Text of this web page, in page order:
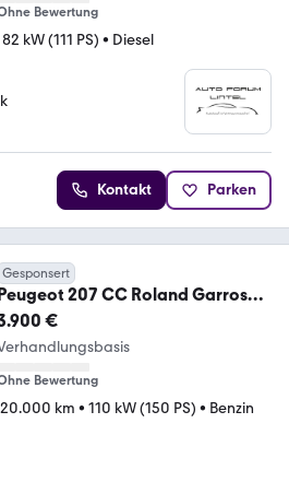
Bewertung
82 kW (111 PS) • Diesel
Kontakt Parken
Gesponsert
207 CC Roland Garros
THP Roland Garros
€
Bewertung
km • 110 kW (150 PS) • Benzin